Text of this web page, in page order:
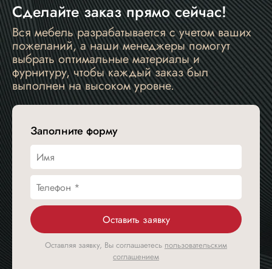
Сделайте заказ прямо сейчас!
Вся мебель разрабатывается с учетом ваших
пожеланий, а наши менеджеры помогут
выбрать оптимальные материалы и
фурнитуру, чтобы каждый заказ был
выполнен на высоком уровне.
Заполните форму
Оставить заявку
Оставляя заявку, Вы соглашаетесь пользовательским
соглашением